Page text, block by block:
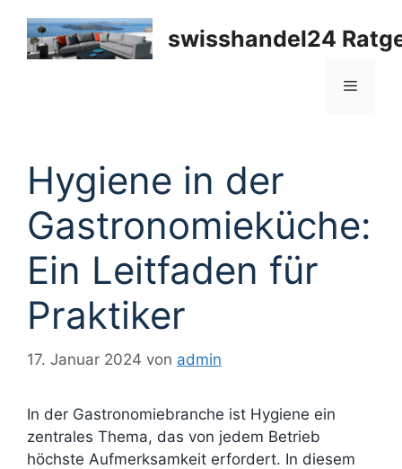
Inhalt
springen
swisshandel24
Menü
Hygiene in der
Gastronomieküche:
Ein Leitfaden für
Praktiker
17. Januar 2024 von admin
In der Gastronomiebranche ist Hygiene ein
zentrales Thema, das von jedem Betrieb
höchste Aufmerksamkeit erfordert. In diesem